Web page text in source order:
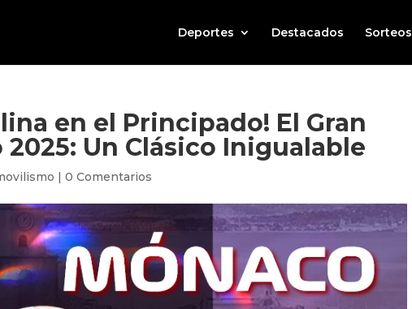
Deportes Destacados Sorteos
en el Principado! El Gran
Un Clásico Inigualable
|0 Comentarios